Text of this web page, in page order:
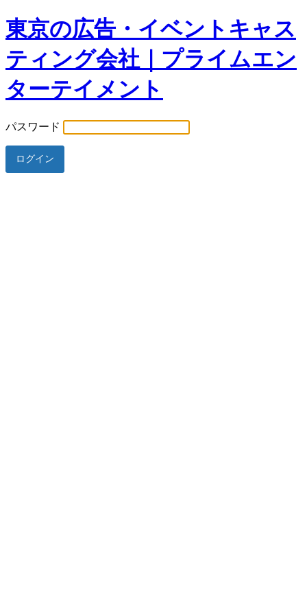
東京の広告・イベントキャス
ティング会社｜プライムエン
ターテイメント
パスワード